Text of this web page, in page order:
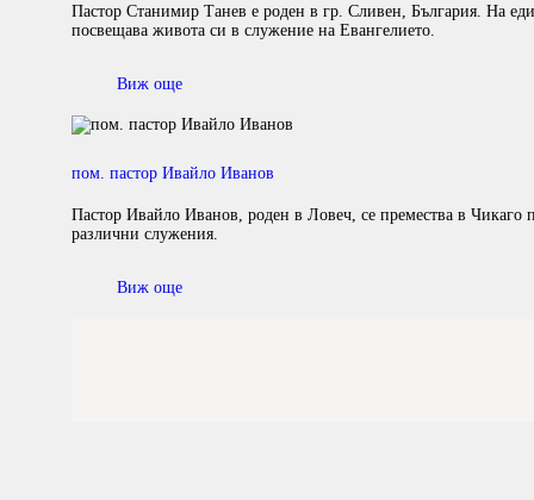
Пастор Станимир Танев е роден в гр. Сливен, България. На
посвещава живота си в служение на Евангелието.
Виж още
пом. пастор Ивайло Иванов
Пастор Ивайло Иванов, роден в Ловеч, се премества в Чикаго
различни служения.
Виж още